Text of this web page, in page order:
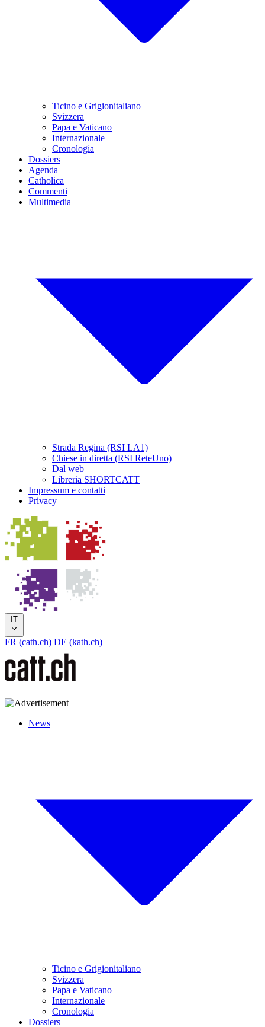
Ticino e Grigionitaliano
Svizzera
Papa e Vaticano
Internazionale
Cronologia
Dossiers
Agenda
Catholica
Commenti
Multimedia
Strada Regina (RSI LA1)
Chiese in diretta (RSI ReteUno)
Dal web
Libreria SHORTCATT
Impressum e contatti
Privacy
IT
FR (cath.ch) DE (kath.ch)
News
Ticino e Grigionitaliano
Svizzera
Papa e Vaticano
Internazionale
Cronologia
Dossiers